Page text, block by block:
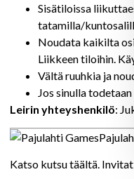
Sisätiloissa
tatamilla/
Noudata kaikilta
Liikkeen tiloihin.
Vältä ruuhkia ja
Jos sinulla
Leirin yhteyshenkilö:
Katso kutsu täältä.